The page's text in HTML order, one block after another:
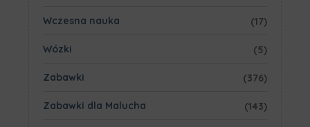
Wczesna nauka (17)
Wózki (5)
Zabawki (376)
Zabawki dla Malucha (143)